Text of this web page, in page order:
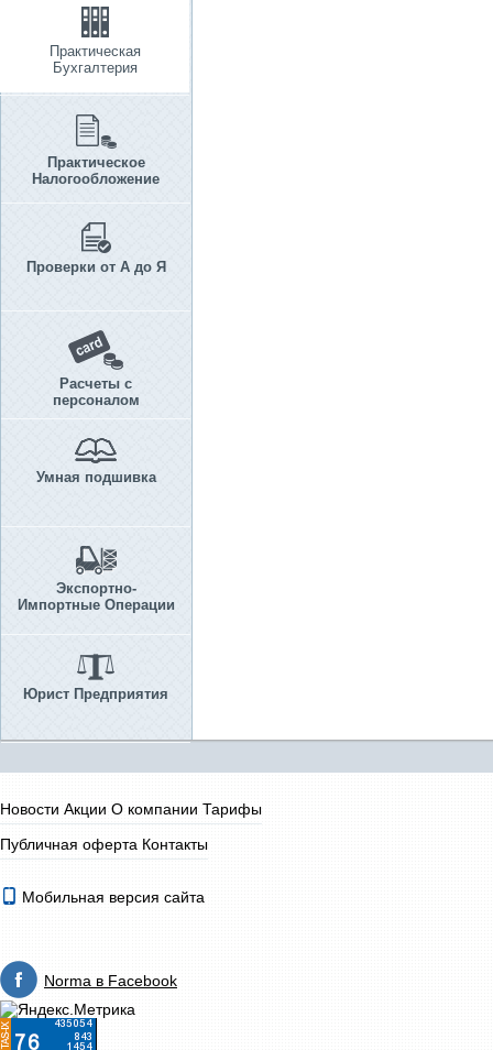
Практическая
Бухгалтерия
Практическое
Налогообложение
Проверки от А до Я
Расчеты с
персоналом
Умная подшивка
Экспортно-
Импортные Операции
Юрист Предприятия
Новости Акции О компании Тарифы
Публичная оферта Контакты
Мобильная версия сайта
Norma в Facebook